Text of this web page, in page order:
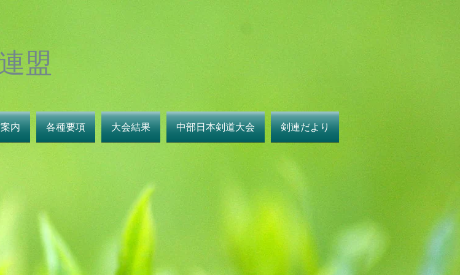
盟
内 各種要項 大会結果 中部日本剣道大会 剣連だより